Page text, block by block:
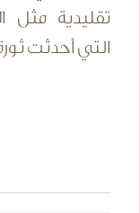
تقليدية مثل
التي أحدثت